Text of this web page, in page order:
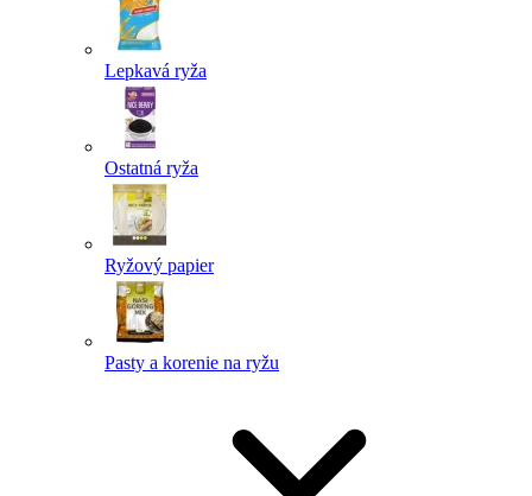
Lepkavá ryža
Ostatná ryža
Ryžový papier
Pasty a korenie na ryžu